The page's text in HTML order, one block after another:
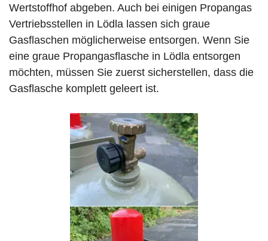
Wertstoffhof abgeben. Auch bei einigen Propangas
Vertriebsstellen in Lödla lassen sich graue
Gasflaschen möglicherweise entsorgen. Wenn Sie
eine graue Propangasflasche in Lödla entsorgen
möchten, müssen Sie zuerst sicherstellen, dass die
Gasflasche komplett geleert ist.